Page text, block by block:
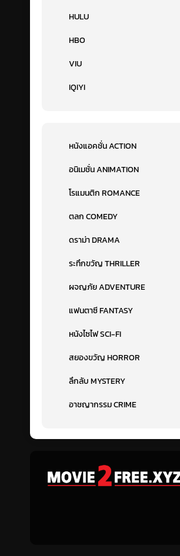
HULU
HBO
VIU
IQIYI
หนังแอคชั่น ACTION
อนิเมชั่น ANIMATION
โรแมนติก ROMANCE
ตลก COMEDY
ดราม่า DRAMA
ระทึกขวัญ THRILLER
ผจญภัย ADVENTURE
แฟนตาซี FANTASY
หนังไซไฟ SCI-FI
สยองขวัญ HORROR
ลึกลับ MYSTERY
อาชญากรรม CRIME